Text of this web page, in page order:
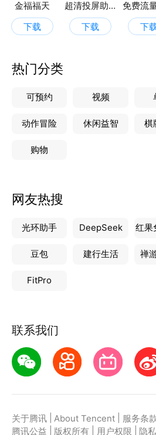
金福福天
下载
超清投屏助手
下载 下
热门分类
可预约 视频
动作冒险 休闲益智 棋
购物
网友热搜
光环助手 DeepSeek 红果
豆包 建行生活 禅
FitPro
联系我们
关于腾讯 About Tencent 服务条
腾讯公益
版权所有 用户权限 隐